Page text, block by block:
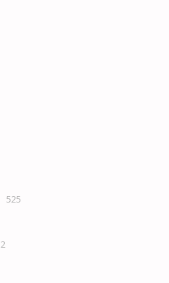
525
2